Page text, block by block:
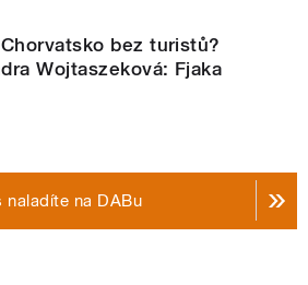
bez turistů?
Wojtaszeková: Fjaka
naladíte na DABu